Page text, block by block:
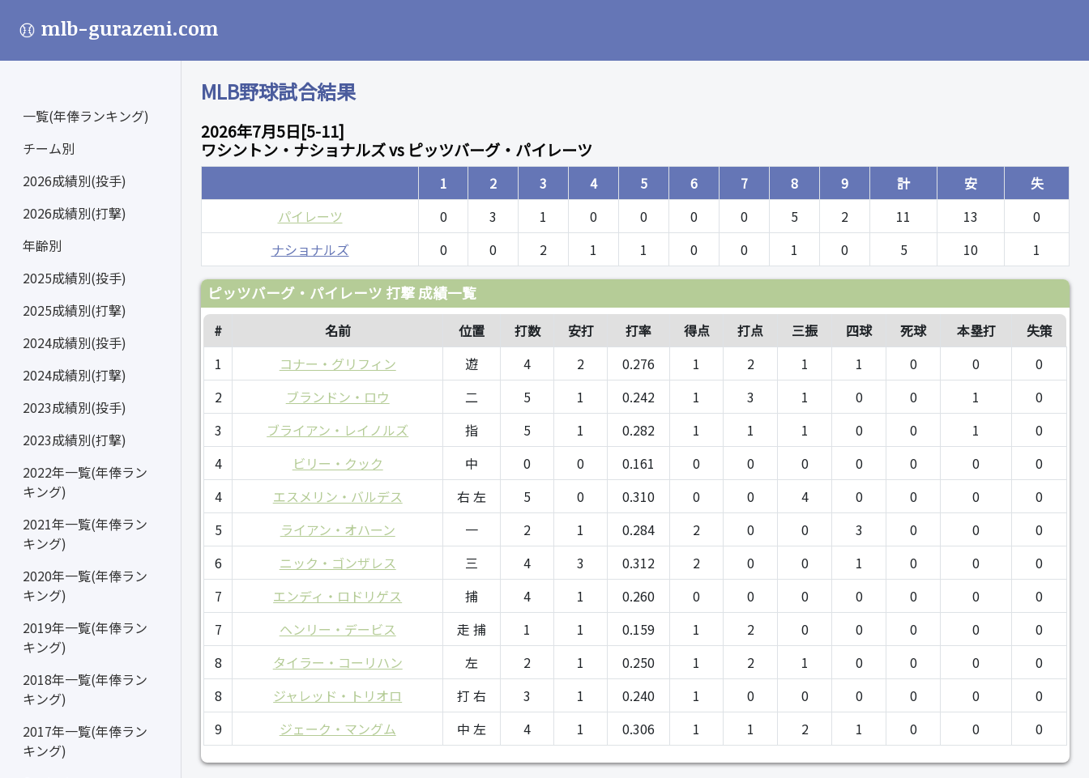
mlb-gurazeni.com
一覧(年俸ランキング)
チーム別
2026成績別(投手)
2026成績別(打撃)
年齢別
2025成績別(投手)
2025成績別(打撃)
2024成績別(投手)
2024成績別(打撃)
2023成績別(投手)
2023成績別(打撃)
2022年一覧(年俸ラン
キング)
2021年一覧(年俸ラン
キング)
2020年一覧(年俸ラン
キング)
2019年一覧(年俸ラン
キング)
2018年一覧(年俸ラン
キング)
2017年一覧(年俸ラン
キング)
MLB野球試合結果
2026年7月5日[5-11]
ワシントン・ナショナルズ vs ピッツバーグ・パイレーツ
1 2 3 4 5 6 7 8 9 計 安
失
パイレーツ
0 3 1 0 0 0 0 5 2 11 13
0
ナショナルズ
0 0 2 1 1 0 0 1 0 5 10 1
ピッツバーグ・パイレーツ 打撃 成績一覧
# 名前 位置 打数 安打 打率 得点 打点 三振 四球 死球 本塁打
失策
1
コナー・グリフィン 遊 4 2 0.276 1 2 1 1 0 0
0
2
ブランドン・ロウ 二 5 1 0.242 1 3 1 0 0 1
0
3
ブライアン・レイノルズ 指 5 1 0.282 1 1 1 0 0 1
0
4
ビリー・クック 中 0 0 0.161 0 0 0 0 0 0
0
4
エスメリン・バルデス 右 左 5 0 0.310 0 0 4 0 0 0
0
5
ライアン・オハーン 一 2 1 0.284 2 0 0 3 0 0
0
6
ニック・ゴンザレス 三 4 3 0.312 2 0 0 1 0 0
0
7
エンディ・ロドリゲス 捕 4 1 0.260 0 0 0 0 0 0
0
7
ヘンリー・デービス 走 捕 1 1 0.159 1 2 0 0 0 0
0
8
タイラー・コーリハン 左 2 1 0.250 1 2 1 0 0 0
0
8
ジャレッド・トリオロ 打 右 3 1 0.240 1 0 0 0 0 0
0
9
ジェーク・マングム 中 左 4 1 0.306 1 1 2 1 0 0 0